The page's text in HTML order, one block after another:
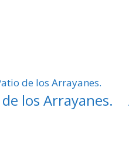
los Arrayanes.